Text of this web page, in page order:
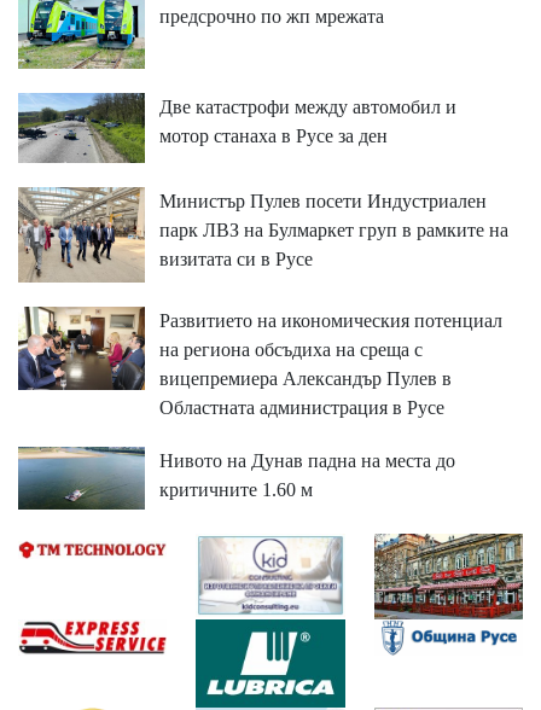
предсрочно по жп мрежата
Две катастрофи между автомобил и
мотор станаха в Русе за ден
Министър Пулев посети Индустриален
парк ЛВЗ на Булмаркет груп в рамките на
визитата си в Русе
Развитието на икономическия потенциал
на региона обсъдиха на среща с
вицепремиера Александър Пулев в
Областната администрация в Русе
Нивото на Дунав падна на места до
критичните 1.60 м